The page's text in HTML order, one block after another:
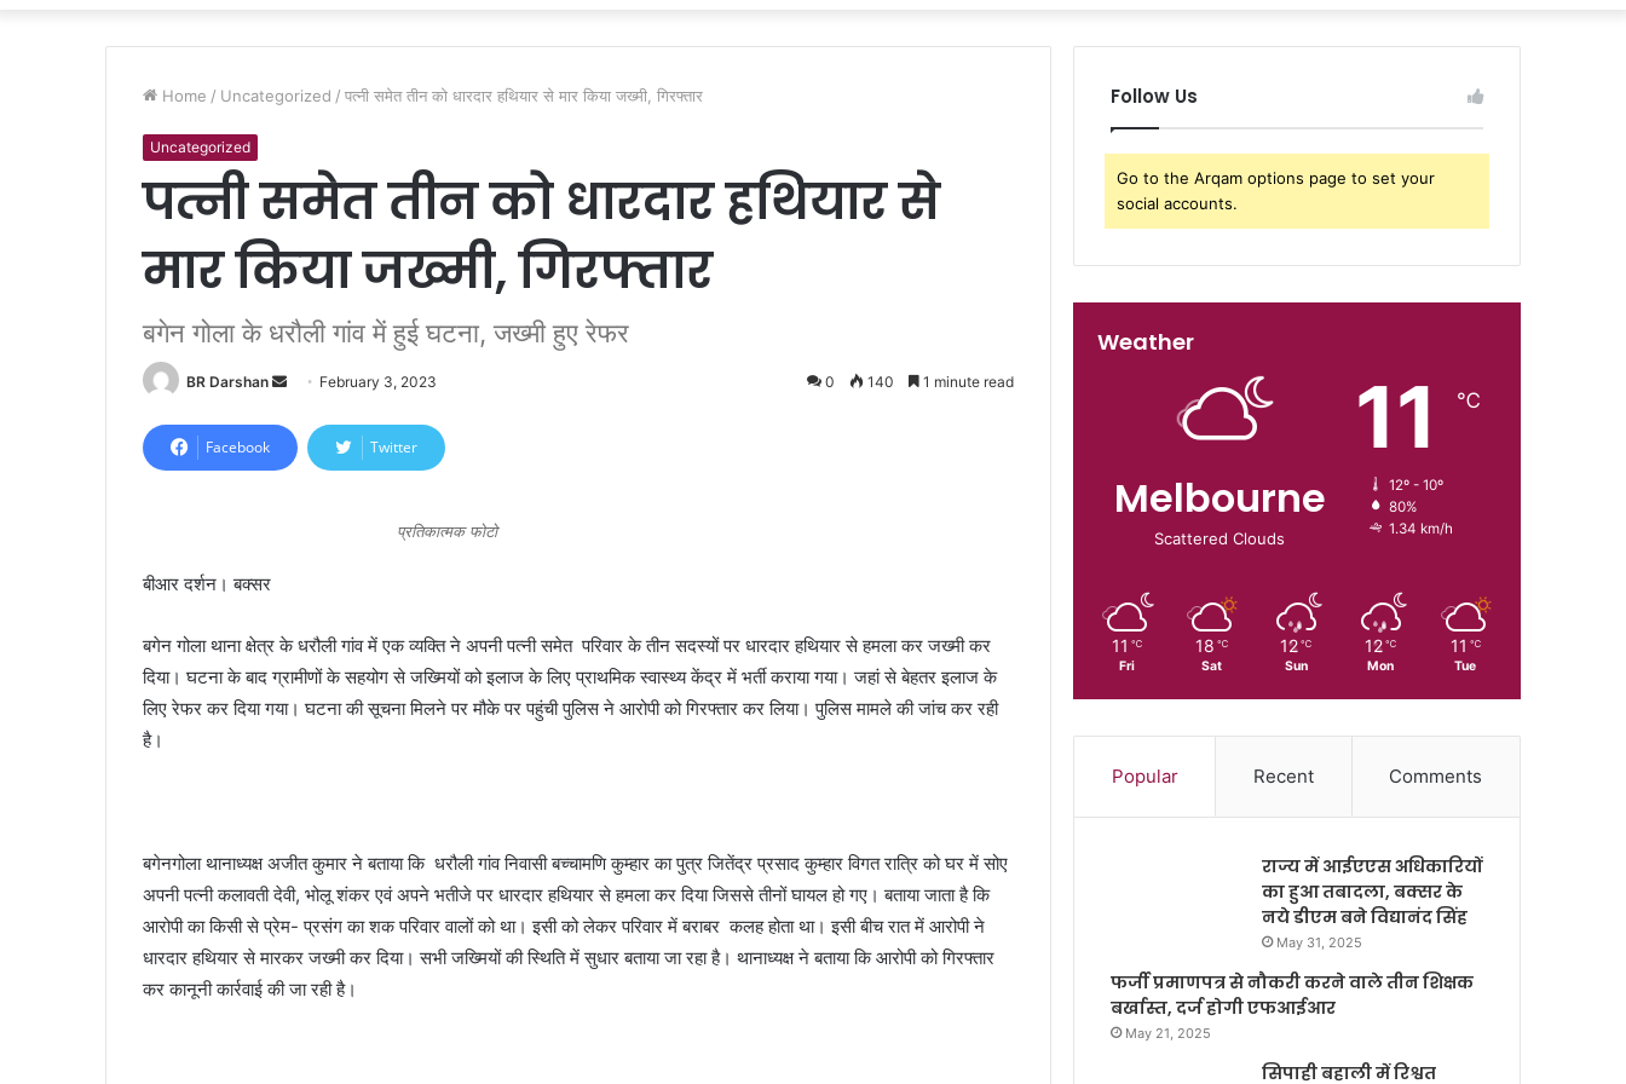
Home / Uncategorized / पत्नी समेत तीन को धारदार हथियार से मार किया जख्मी, गिरफ्तार
Uncategorized
पत्नी समेत तीन को धारदार हथियार से
मार किया जख्मी, गिरफ्तार
बगेन गोला के धरौली गांव में हुई घटना, जख्मी हुए रेफर
BR Darshan
n
d
i
l
February 3, 2023 0 140 1 minute read
Facebook Twitter
प्रतिकात्मक फोटो
बीआर दर्शन। बक्सर
बगेन गोला थाना क्षेत्र के धरौली गांव में एक व्यक्ति ने अपनी पत्नी समेत परिवार के तीन सदस्यों पर धारदार हथियार से हमला कर जख्मी कर
दिया। घटना के बाद ग्रामीणों के सहयोग से जख्मियों को इलाज के लिए प्राथमिक स्वास्थ्य केंद्र में भर्ती कराया गया। जहां से बेहतर इलाज के
लिए रेफर कर दिया गया। घटना की सूचना मिलने पर मौके पर पहुंची पुलिस ने आरोपी को गिरफ्तार कर लिया। पुलिस मामले की जांच कर रही
है।
बगेनगोला थानाध्यक्ष अजीत कुमार ने बताया कि धरौली गांव निवासी बच्चामणि कुम्हार का पुत्र जितेंद्र प्रसाद कुम्हार विगत रात्रि को घर में सोए
अपनी पत्नी कलावती देवी, भोलू शंकर एवं अपने भतीजे पर धारदार हथियार से हमला कर दिया जिससे तीनों घायल हो गए। बताया जाता है कि
आरोपी का किसी से प्रेम- प्रसंग का शक परिवार वालों को था। इसी को लेकर परिवार में बराबर कलह होता था। इसी बीच रात में आरोपी ने
धारदार हथियार से मारकर जख्मी कर दिया। सभी जख्मियों की स्थिति में सुधार बताया जा रहा है। थानाध्यक्ष ने बताया कि आरोपी को गिरफ्तार
कर कानूनी कार्रवाई की जा रही है।
Follow Us
Go to the Arqam options page to set your
social accounts.
Weather
Melbourne
Scattered Clouds
11 ℃
12º - 10º
80%
1.34 km/h
11 ℃
Fri
18 ℃
Sat
12 ℃
Sun
12 ℃
Mon
11 ℃
Tue
Popular Recent Comments
राज्य में आईएएस अधिकारियों
का हुआ तबादला, बक्सर के
नये डीएम बने विद्यानंद सिंह
May 31, 2025
फर्जी प्रमाणपत्र से नौकरी करने वाले तीन शिक्षक
बर्खास्त, दर्ज होगी एफआईआर
May 21, 2025
सिपाही बहाली में रिश्वत